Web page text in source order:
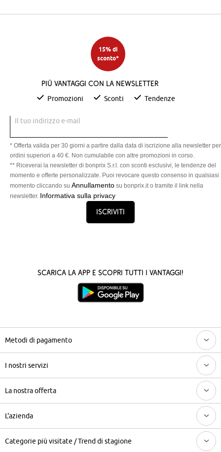
15% di
sconto*
Più vantaggi con la newsletter
Promozioni Sconti Tendenze
Il tuo indirizzo e-mail
* Offerta valida per 30 giorni a partire dalla data di iscrizione alla newsletter per
ordini superiori a 40 €. Non cumulabile con altre promozioni in corso.
** Riceverai la newsletter di bonprix S.r.l. con sconti esclusivi, le tendenze del
momento e offerte personalizzate. Puoi revocare questo consenso in qualsiasi
momento cliccando su Annullamento su bonprix.it o tramite il link nella
newsletter. Informativa sulla privacy
Iscriviti
Scarica la App e scopri tutti i vantaggi!
Metodi di pagamento
I nostri servizi
La nostra offerta
L'azienda
Categorie più visitate / Trend di stagione